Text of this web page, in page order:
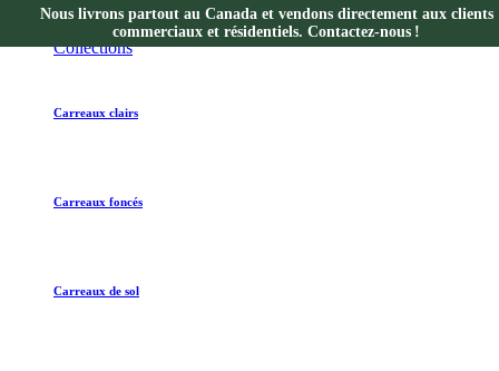
Nous livrons partout au Canada et vendons directement aux clients
commerciaux et résidentiels. Contactez-nous !
Collections
Collections
Carreaux clairs
Carreaux foncés
Carreaux de sol